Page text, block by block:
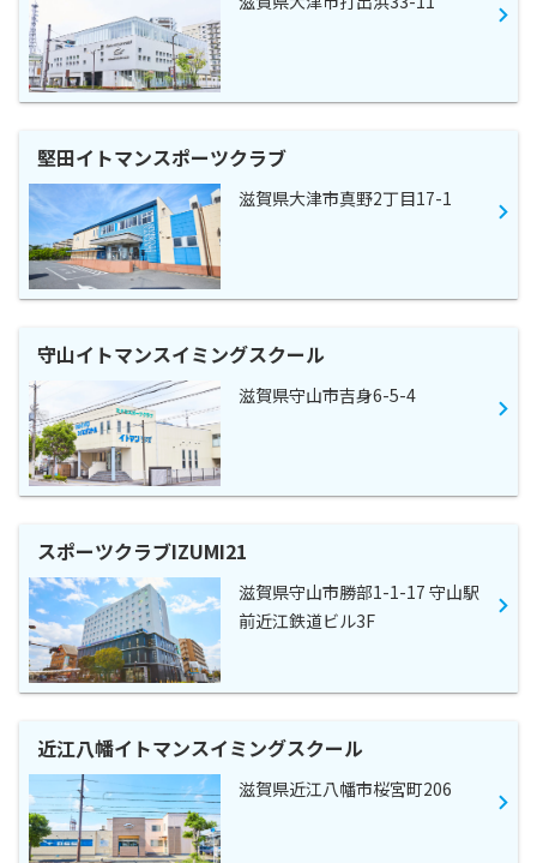
堅田イトマンスポーツクラブ
滋賀県大津市真野2丁目17-1
守山イトマンスイミングスクール
滋賀県守山市吉身6-5-4
スポーツクラブIZUMI21
滋賀県守山市勝部1-1-17 守山駅
前近江鉄道ビル3F
近江八幡イトマンスイミングスクール
滋賀県近江八幡市桜宮町206